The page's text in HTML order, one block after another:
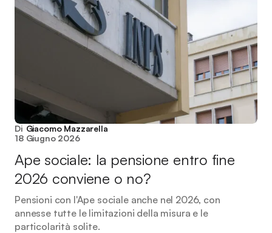
Di Giacomo Mazzarella
18 Giugno 2026
Ape sociale: la pensione entro fine
2026 conviene o no?
Pensioni con l'Ape sociale anche nel 2026, con
annesse tutte le limitazioni della misura e le
particolarità solite.